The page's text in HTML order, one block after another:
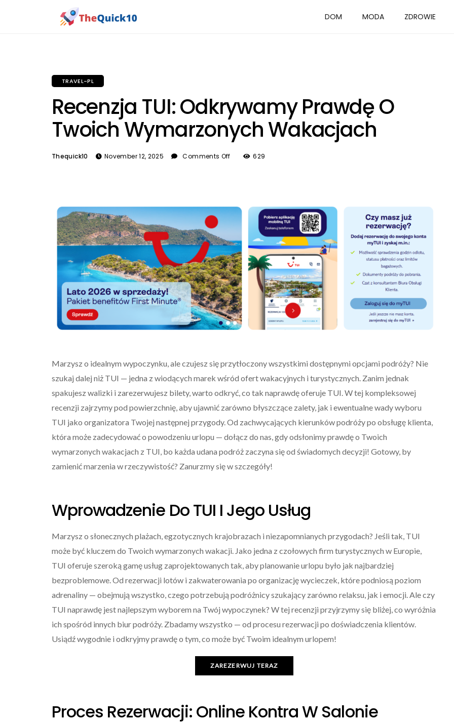
DOM MODA ZDROWIE
TRAVEL-PL
Recenzja TUI: Odkrywamy Prawdę O
Twoich Wymarzonych Wakacjach
Thequick10 November 12, 2025 Comments Off 629
Marzysz o idealnym wypoczynku, ale czujesz się przytłoczony wszystkimi dostępnymi opcjami podróży? Nie
szukaj dalej niż TUI — jedna z wiodących marek wśród ofert wakacyjnych i turystycznych. Zanim jednak
spakujesz walizki i zarezerwujesz bilety, warto odkryć, co tak naprawdę oferuje TUI. W tej kompleksowej
recenzji zajrzymy pod powierzchnię, aby ujawnić zarówno błyszczące zalety, jak i ewentualne wady wyboru
TUI jako organizatora Twojej następnej przygody. Od zachwycających kierunków podróży po obsługę klienta,
która może zadecydować o powodzeniu urlopu — dołącz do nas, gdy odsłonimy prawdę o Twoich
wymarzonych wakacjach z TUI, bo każda udana podróż zaczyna się od świadomych decyzji! Gotowy, by
zamienić marzenia w rzeczywistość? Zanurzmy się w szczegóły!
Wprowadzenie Do TUI I Jego Usług
Marzysz o słonecznych plażach, egzotycznych krajobrazach i niezapomnianych przygodach? Jeśli tak, TUI
może być kluczem do Twoich wymarzonych wakacji. Jako jedna z czołowych firm turystycznych w Europie,
TUI oferuje szeroką gamę usług zaprojektowanych tak, aby planowanie urlopu było jak najbardziej
bezproblemowe. Od rezerwacji lotów i zakwaterowania po organizację wycieczek, które podniosą poziom
adrenaliny — obejmują wszystko, czego potrzebują podróżnicy szukający zarówno relaksu, jak i emocji. Ale czy
TUI naprawdę jest najlepszym wyborem na Twój wypoczynek? W tej recenzji przyjrzymy się bliżej, co wyróżnia
ich spośród innych biur podróży. Zbadamy wszystko — od procesu rezerwacji po doświadczenia klientów.
Usiądź wygodnie i odkryjmy prawdę o tym, co może być Twoim idealnym urlopem!
ZAREZERWUJ TERAZ
Proces Rezerwacji: Online Kontra W Salonie